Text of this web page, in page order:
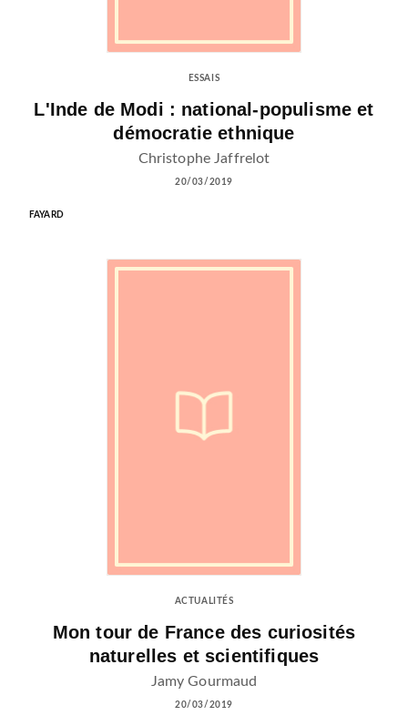
ESSAIS
L'Inde de Modi : national-populisme et
démocratie ethnique
Christophe Jaffrelot
20/03/2019
FAYARD
ACTUALITÉS
Mon tour de France des curiosités
naturelles et scientifiques
Jamy Gourmaud
20/03/2019